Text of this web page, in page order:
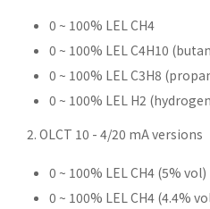
0 ~ 100% LEL CH4
0 ~ 100% LEL C4H10
0 ~ 100% LEL C3H8
0 ~ 100% LEL H2
2. OLCT 10 - 4/20 mA versions
0 ~ 100% LEL CH4 (5% vol)
0 ~ 100% LEL CH4 (4.4%